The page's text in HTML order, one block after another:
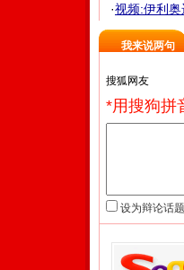
·视频:伊利
我来说两句
*用搜狗拼
设为辩论话